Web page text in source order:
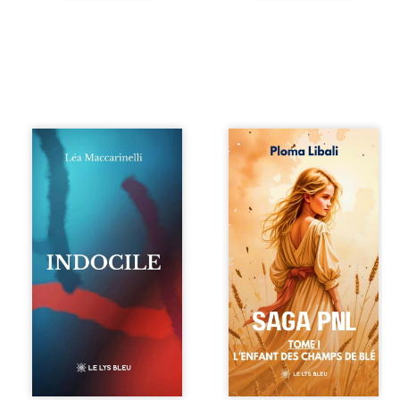
Quatre parties.
Quatre refus.
Quatre visages
d’une existence en
friction. Entre les
silences qu’on ne
déchiffre pas, les
amours qu’on
dérange, les corps
qu’on administre
et les liens qu’on
sabote, cet
ouvrage parle à
vivent trop fort,
trop vrai, trop tôt.
Autrefois, les
champs d’Atlantis
vibraient sous le
vent et les enfants
couraient dans les
blés. Puis la
couronne plia le
genou, livrant son
peuple à l’ombre
d’Ivorny. À Atove,
Luwel aurait pu
disparaître dans
les ruines de son
destin ; pourtant,
sous les pierres
d’un temple
oublié, des